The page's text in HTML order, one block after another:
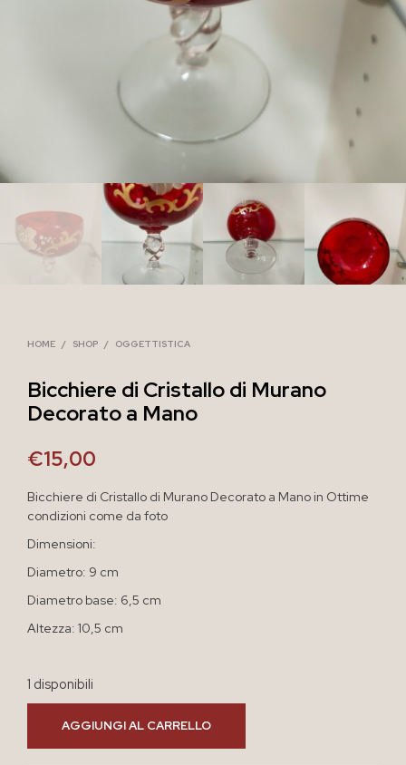
HOME / SHOP / OGGETTISTICA
Bicchiere di Cristallo di Murano
Decorato a Mano
€15,00
Bicchiere di Cristallo di Murano Decorato a Mano in Ottime
condizioni come da foto
Dimensioni:
Diametro: 9 cm
Diametro base: 6,5 cm
Altezza: 10,5 cm
1 disponibili
AGGIUNGI AL CARRELLO